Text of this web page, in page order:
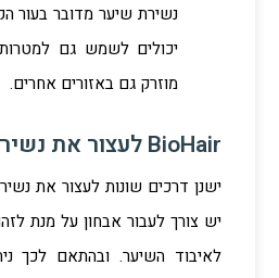
יכולים לשמש גם
מוזרק גם באזורים אחרים.
BioHair לעצור את נשירת השיער
ישנן דרכים שונות לעצור את
יש צורך לעבור אבחון על מנת
לאיבוד השיער. ובהתאם לכך